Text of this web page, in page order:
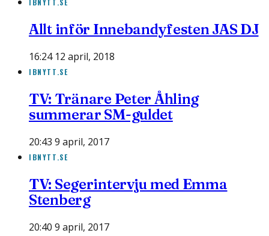
IBNYTT.SE
Allt inför Innebandyfesten JAS DJ
16:24 12 april, 2018
IBNYTT.SE
TV: Tränare Peter Åhling
summerar SM-guldet
20:43 9 april, 2017
IBNYTT.SE
TV: Segerintervju med Emma
Stenberg
20:40 9 april, 2017